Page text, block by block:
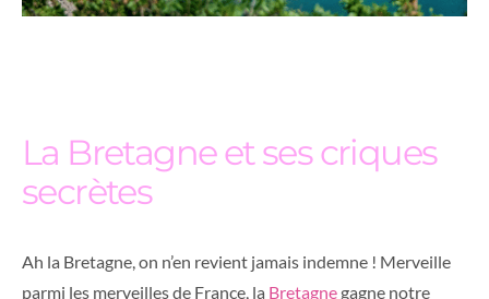
La Bretagne et ses criques
secrètes
Ah la Bretagne, on n’en revient jamais indemne ! Merveille
parmi les merveilles de France, la Bretagne gagne notre